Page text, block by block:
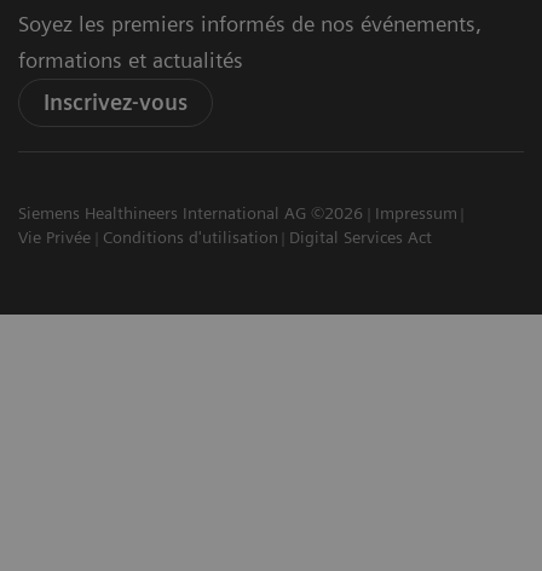
Soyez les premiers informés de nos événements,
formations et actualités
Inscrivez-vous
Siemens Healthineers International AG ©2026
Impressum
Vie Privée
Conditions d'utilisation Digital Services Act